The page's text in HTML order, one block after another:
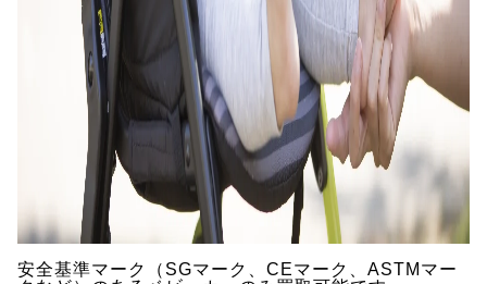
安全基準マーク（SGマーク、CEマーク、ASTMマー